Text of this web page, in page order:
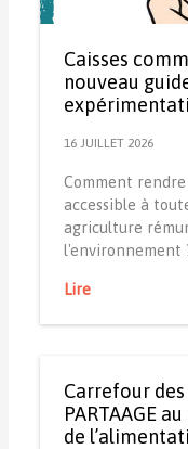
Caisses
nouveau
16 JUILLET 2026
Comment
accessible à
agriculture
l'environnement
Lire
Carrefour des
PARTAAGE
de